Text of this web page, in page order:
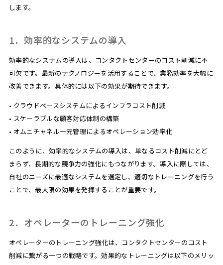
します。
1．効率的なシステムの導入
効率的なシステムの導入は、コンタクトセンターのコスト削減に不
可欠です。最新のテクノロジーを活用することで、業務効率を大幅に
改善できます。具体的には以下の効果が期待できます。
• クラウドベースシステムによるインフラコスト削減
• スケーラブルな顧客対応体制の構築
• オムニチャネル一元管理によるオペレーション効率化
このように、効率的なシステムの導入は、単なるコスト削減にとど
まらず、長期的な競争力の強化にもつながります。導入に際しては、
自社のニーズに最適なシステムを選定し、適切なトレーニングを行う
ことで、最大限の効果を発揮することが重要です。
2．オペレーターのトレーニング強化
オペレーターのトレーニング強化は、コンタクトセンターのコスト
削減に繋がる一つの戦略です。効果的なトレーニングは以下のメリッ